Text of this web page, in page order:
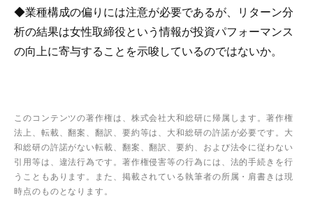
◆業種構成の偏りには注意が必要であるが、リターン分
析の結果は女性取締役という情報が投資パフォーマンス
の向上に寄与することを示唆しているのではないか。
このコンテンツの著作権は、株式会社大和総研に帰属します。著作権
法上、転載、翻案、翻訳、要約等は、大和総研の許諾が必要です。大
和総研の許諾がない転載、翻案、翻訳、要約、および法令に従わない
引用等は、違法行為です。著作権侵害等の行為には、法的手続きを行
うこともあります。また、掲載されている執筆者の所属・肩書きは現
時点のものとなります。